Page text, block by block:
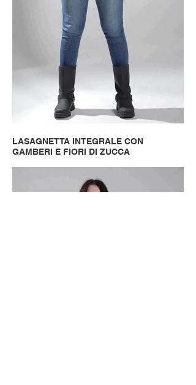
LASAGNETTA INTEGRALE CON
GAMBERI E FIORI DI ZUCCA